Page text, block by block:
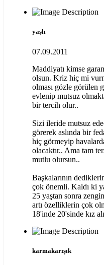
yaşlı
07.09.2011
Maddiyatı kimse
olsun. Kriz hiç mi
olması gözle görülen
evlenip mutsuz
bir tercih olur..
Sizi ileride mutsuz
görerek aslında bir
hiç görmeyip
olacaktır.. Ama tam
mutlu olursun..
Başkalarının
çok önemli. Kaldı ki
25 yaştan sonra
artı özelliklerin çok
18'inde 20'sinde kız
karmakarışık